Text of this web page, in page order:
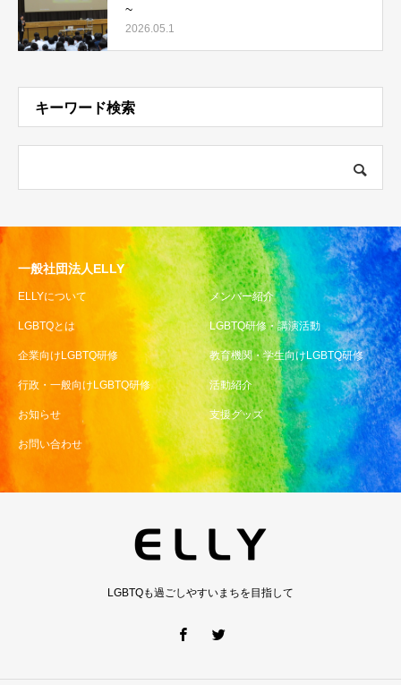
~
2026.05.1
キーワード検索
一般社団法人ELLY
ELLYについて メンバー紹介
LGBTQとは LGBTQ研修・講演活動
企業向けLGBTQ研修 教育機関・学生向けLGBTQ研修
行政・一般向けLGBTQ研修 活動紹介
お知らせ 支援グッズ
お問い合わせ
LGBTQも過ごしやすいまちを目指して